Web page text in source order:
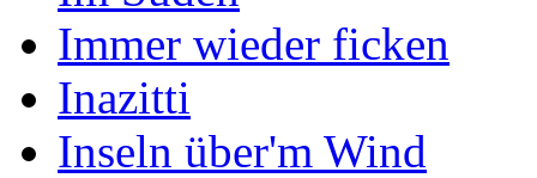
Immer wieder ficken
Inazitti
Inseln über'm Wind